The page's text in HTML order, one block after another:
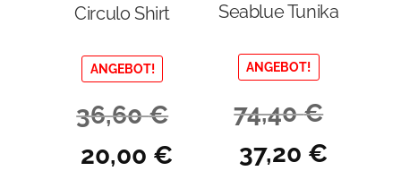
Circulo Shirt
ANGEBOT!
36,60€
Ursprünglicher
Preis
20,00 €
Seablue Tunika
ANGEBOT!
74,40€
Ursprünglicher
Preis
37,20 €Aktueller